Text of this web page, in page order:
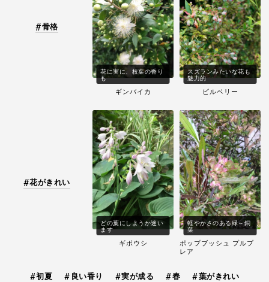
骨格
花に実に、枝葉の香り
も
ギンバイカ
スズランみたいな花も
魅力的
ビルベリー
花がきれい
どの葉にしようか迷い
ます
ギボウシ
軽やかさのある緑～銅
葉
ポップブッシュ プルプ
レア
初夏 良い香り 実が成る 春 葉がきれい